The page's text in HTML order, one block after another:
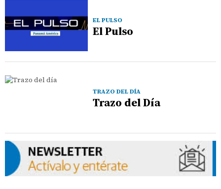
EL PULSO
El Pulso
TRAZO DEL DÍA
Trazo del Día